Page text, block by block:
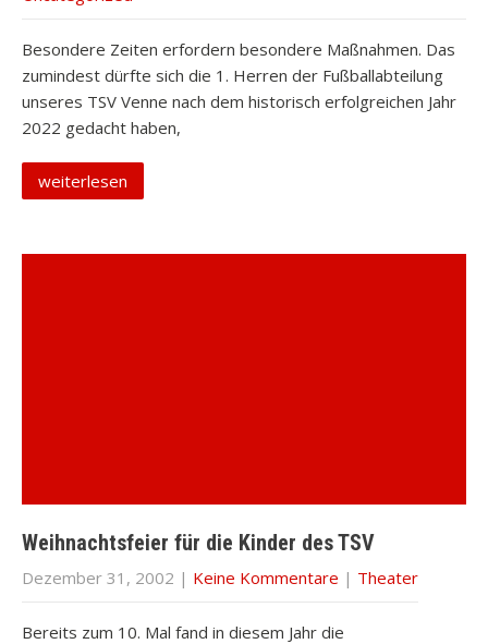
Besondere Zeiten erfordern besondere Maßnahmen. Das
zumindest dürfte sich die 1. Herren der Fußballabteilung
unseres TSV Venne nach dem historisch erfolgreichen Jahr
2022 gedacht haben,
weiterlesen
Weihnachtsfeier für die Kinder des TSV
Dezember 31, 2002 | Keine Kommentare | Theater
Bereits zum 10. Mal fand in diesem Jahr die